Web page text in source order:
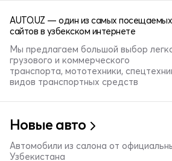
AUTO.UZ — один из самых
сайтов в узбекском интернете
Мы предлагаем большой выбор
грузового и коммерческого
транспорта, мототехники,
видов транспортных средств
Новые авто
Автомобили из салона от
Узбекистана